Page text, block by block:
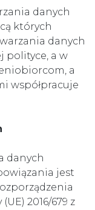
danych
których
danych
polityce, a w
a
współpracuje
danych
jest
2016/679 z